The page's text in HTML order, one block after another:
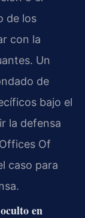
de los
con la
Un
de
bajo el
la defensa
Of
caso para
en